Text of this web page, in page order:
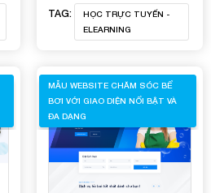
TAG:
HỌC TRỰC TUYẾN -
ELEARNING
MẪU WEBSITE CHĂM SÓC BỂ
BƠI VỚI GIAO DIỆN NỔI BẬT VÀ
ĐA DẠNG